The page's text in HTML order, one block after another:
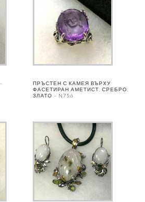
ПРЪСТЕН С КАМЕЯ ВЪРХУ
ФАСЕТИРАН АМЕТИСТ, СРЕБРО,
ЗЛАТО – N756